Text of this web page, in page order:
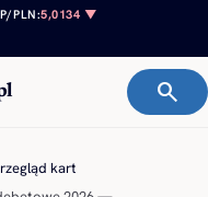
PLN:5,0134 ▼
search
kart